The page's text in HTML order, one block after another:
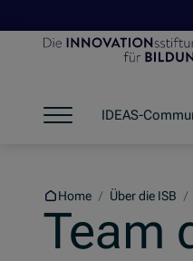
Jump to main content
Jump to footer
IDEAS-
Home / Über die ISB /
Team